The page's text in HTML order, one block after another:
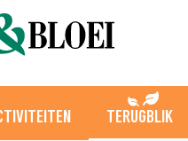
TERUGBLIK